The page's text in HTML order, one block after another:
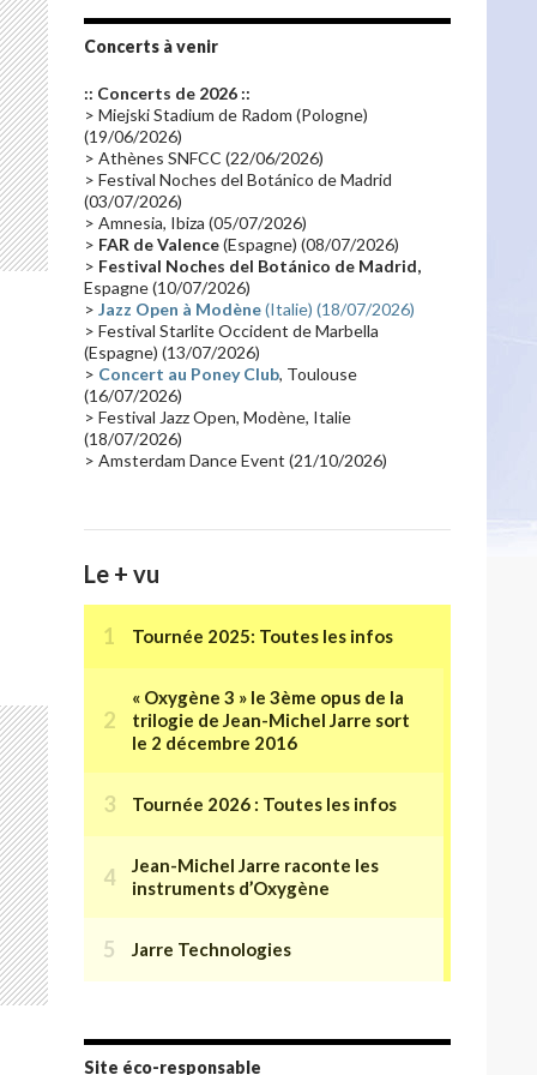
Promo 2019
Emissions 2010 Disques rares
Synthé 70's(20)
Claviériste(19) Groupe de Recherche Musicale
France 2 (18)
Critique(17) Coffret(17) Chronologie(16)
Passages radio(16)
Synthé 80's(16) Les concerts en Chine (16)
Cinéma(16) Houston
Synthé Roland Belgique
Récompense(14) Collaborations 70's(14)
Astronomie(14) France Inter(14)
Concerts à venir
:: Concerts de 2026 ::
> Miejski Stadium de Radom (Pologne)
(19/06/2026)
> Athènes SNFCC (22/06/2026)
> Festival Noches del Botánico de Madrid
(03/07/2026)
> Amnesia, Ibiza (05/07/2026)
> FAR de Valence(Espagne) (08/07/2026)
> Festival Noches del Botánico de Madrid,
Espagne (10/07/2026)
> Jazz Open à Modène(Italie) (18/07/2026)
> Festival Starlite Occident de Marbella
(Espagne) (13/07/2026)
> Concert au Poney Club, Toulouse
(16/07/2026)
> Festival Jazz Open, Modène, Italie
(18/07/2026)
> Amsterdam Dance Event (21/10/2026)
Le + vu
Site éco-responsable